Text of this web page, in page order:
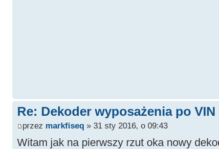
Re: Dekoder wyposażenia po
przez markfiseq» 31 sty 2016, o 09:43
Witam jak na pierwszy rzut oka nowy